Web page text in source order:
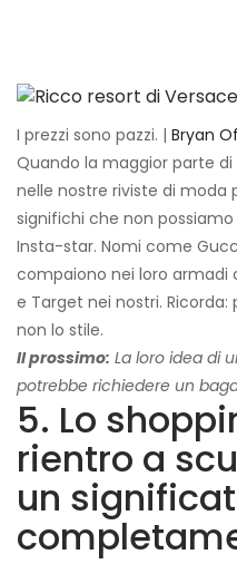
I prezzi sono pazzi. | Bryan
Quando la maggior parte
nelle nostre riviste di
significhi che non
Insta-star. Nomi come
compaiono nei loro armadi
e Target nei nostri.
non lo stile.
Il prossimo: La loro idea di
potrebbe richiedere un
5. Lo
rientro a
un